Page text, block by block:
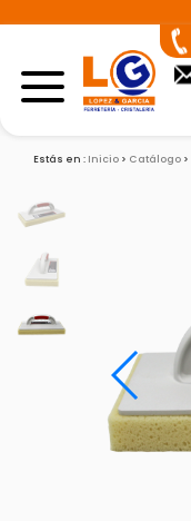
Estás en : Inicio Catálogo